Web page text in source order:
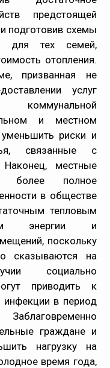
предстоящей
подготовив схемы
для тех семей,
отопления.
призванная не
услуг
и местном
риски и
связанные с
Наконец, местные
более полное
в обществе
тепловым
энергии и
поскольку
сказываются на
социально
приводить к
в период
граждане и
нагрузку на
время года,